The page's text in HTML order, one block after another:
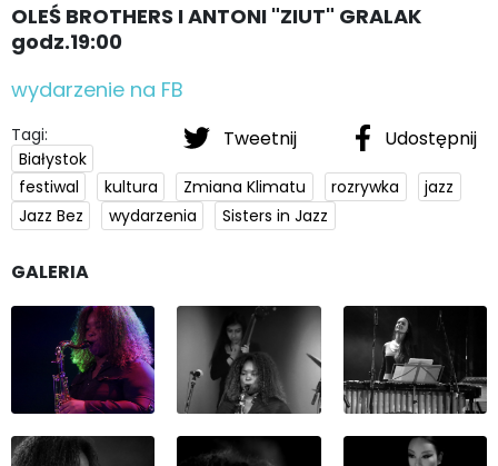
OLEŚ BROTHERS I ANTONI "ZIUT" GRALAK
godz.19:00
wydarzenie na FB
Tweetnij Udostępnij
Tagi:
Białystok
festiwal
kultura Zmiana Klimatu rozrywka
jazz
Jazz Bez
wydarzenia Sisters in Jazz
GALERIA